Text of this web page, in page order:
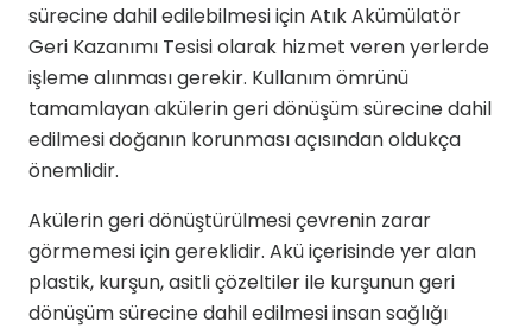
sürecine dahil edilebilmesi için Atık Akümülatör
Geri Kazanımı Tesisi olarak hizmet veren yerlerde
işleme alınması gerekir. Kullanım ömrünü
tamamlayan akülerin geri dönüşüm sürecine dahil
edilmesi doğanın korunması açısından oldukça
önemlidir.
Akülerin geri dönüştürülmesi çevrenin zarar
görmemesi için gereklidir. Akü içerisinde yer alan
plastik, kurşun, asitli çözeltiler ile kurşunun geri
dönüşüm sürecine dahil edilmesi insan sağlığı